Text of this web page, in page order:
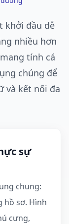
khởi đầu dễ
nhiều hơn
tính cá
chúng để
và kết nối đa
sự
chung:
hồ sơ. Hình
cưng,